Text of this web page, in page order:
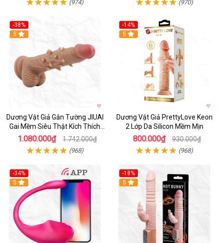
(974) (970)
-38%
5
Dương Vật Giả Gắn Tường JIUAI
Gai Mềm Siêu Thật Kích Thích
Cực Đỉnh
1.080.000₫ 1.742.000₫
(968)
-14%
5
Dương Vật Giả PrettyLove Keon
2 Lớp Da Silicon Mềm Mịn
800.000₫ 930.000₫
(968)
-34%
5
-18%
Hot
5